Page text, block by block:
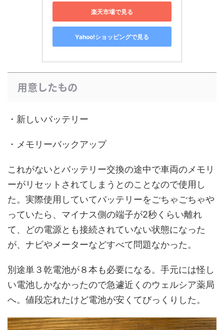
楽天市場で見る
Yahoo!ショッピングで見る
用意したもの
・新しいバッテリー
・メモリーバックアップ
これがないとバッテリー交換の途中で車両のメモリ
ーがリセットされてしまうとのことなので使用し
た。実際使用していてバッテリーをごちゃごちゃや
っていたら、マイナス側の端子が2秒くらい離れ
て、どの電源とも接続されていない状態になった
が、ナビやメーターなどすべて問題なかった。
別途単３乾電池が８本も必要になる。手元には怪し
い電池しかなかったので急遽近くのウェルシア薬局
へ。値段忘れたけど電池が安くてびっくりした。